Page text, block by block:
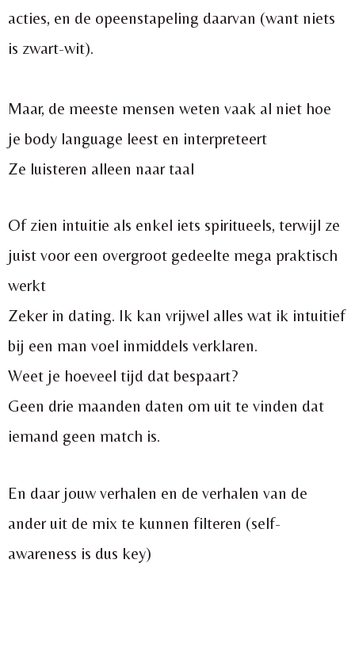
acties, en de opeenstapeling daarvan (want niets
is zwart-wit).
Maar, de meeste mensen weten vaak al niet hoe
je body language leest en interpreteert
Ze luisteren alleen naar taal
Of zien intuitie als enkel iets spiritueels, terwijl ze
juist voor een overgroot gedeelte mega praktisch
werkt
Zeker in dating. Ik kan vrijwel alles wat ik intuitief
bij een man voel inmiddels verklaren.
Weet je hoeveel tijd dat bespaart?
Geen drie maanden daten om uit te vinden dat
iemand geen match is.
En daar jouw verhalen en de verhalen van de
ander uit de mix te kunnen filteren (self-
awareness is dus key)